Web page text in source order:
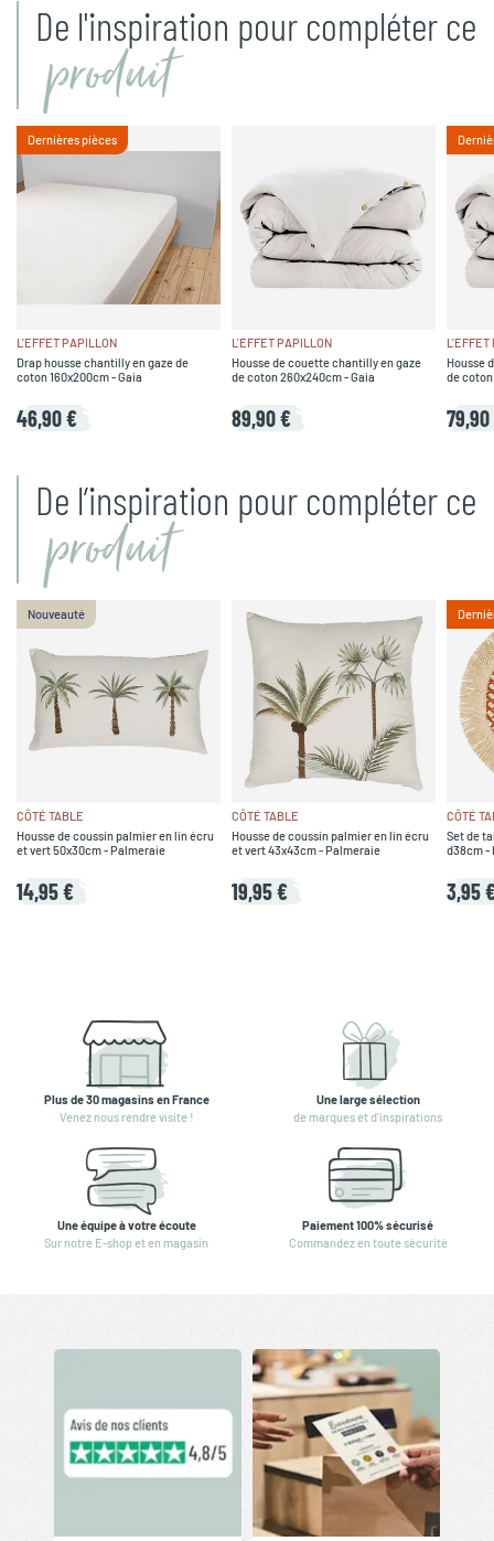
De l'inspiration pour compléter ce
produit
Dernières pièces
L'EFFET PAPILLON
Drap housse chantilly en gaze de
coton 160x200cm - Gaia
46,90 €
L'EFFET PAPILLON
Housse de couette chantilly en gaze
de coton 260x240cm - Gaia
89,90 €
L'EFFET
Housse
de
De l’inspiration pour compléter ce
produit
Nouveauté
CÔTÉ TABLE
Housse de coussin palmier en lin écru
et vert 50x30cm - Palmeraie
14,95 €
CÔTÉ TABLE
Housse de coussin palmier en lin écru
et vert 43x43cm - Palmeraie
19,95 €
CÔTÉ
Set de
d38cm -
3,95
Plus de 30 magasins en France
Venez nous rendre visite !
Une large sélection
de marques et d'inspirations
Une équipe à votre écoute
Sur notre E-shop et en magasin
Paiement 100% sécurisé
Commandez en toute sécurité